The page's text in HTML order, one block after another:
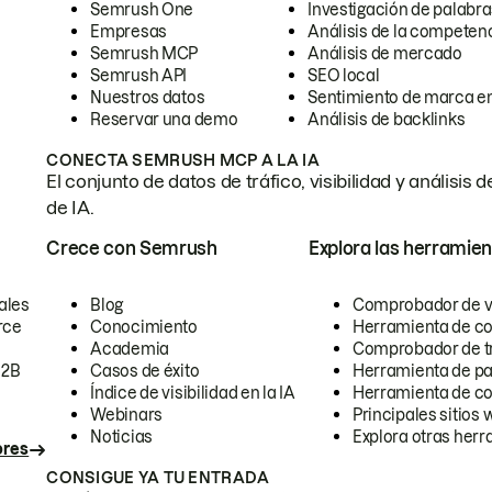
Semrush One
Empresas
Semrush MCP
Semrush API
Nuestros datos
Reservar una demo
Investigación de
Análisis de la
Análisis de mercado
SEO local
Sentimiento de marca
Análisis de backlinks
CONECTA SEMRUSH MCP A LA IA
El conjunto de datos de tráfico, visibilidad y análisis
de IA.
Crece con Semrush
Blog
Conocimiento
Academia
Casos de éxito
Índice de visibilidad en la IA
Webinars
Noticias
Explora las
Comprobador de
Herramienta de
Comprobador de
Herramienta de
Herramienta de
Principales sitios
Explora otras
CONSIGUE YA TU ENTRADA